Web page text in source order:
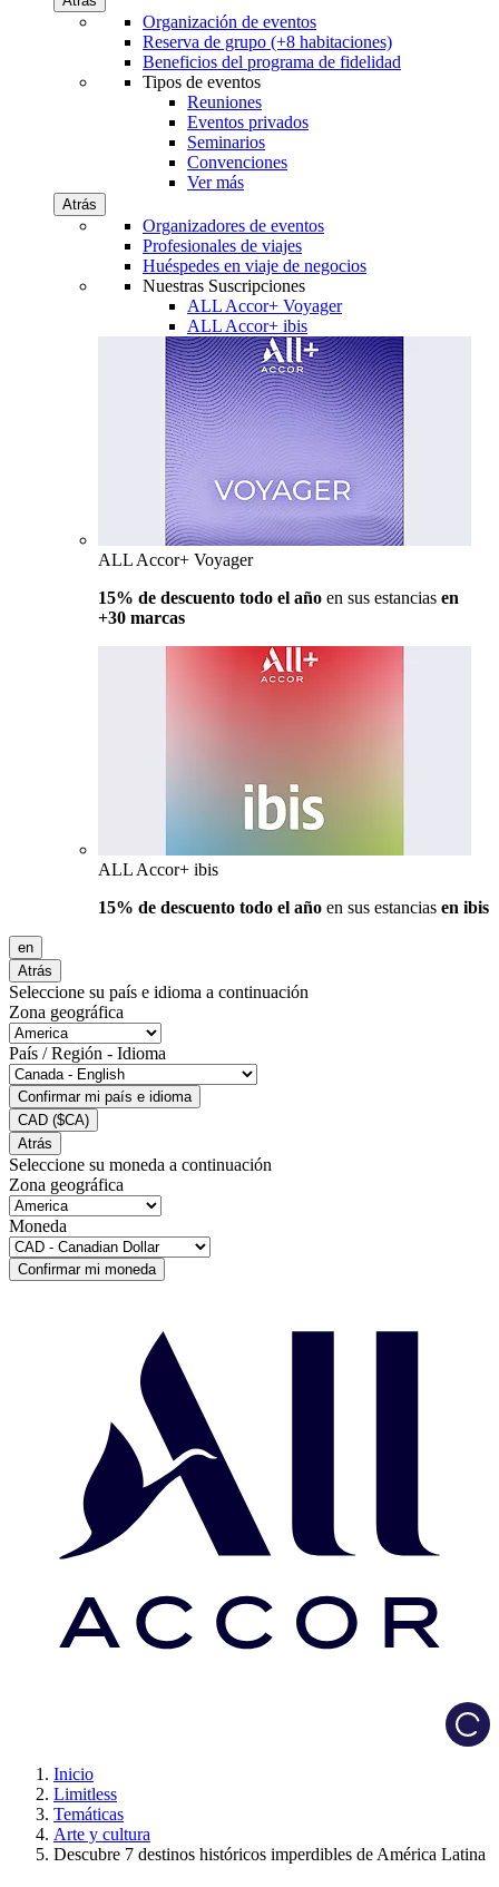
Organización de eventos
Reserva de grupo (+8 habitaciones)
Beneficios del programa de fidelidad
Tipos de eventos
Reuniones
Eventos privados
Seminarios
Convenciones
Ver más
Atrás
Organizadores de eventos
Profesionales de viajes
Huéspedes en viaje de negocios
Nuestras Suscripciones
ALL Accor+ Voyager
ALL Accor+ ibis
ALL Accor+ Voyager
15% de descuento todo el año en sus estancias en
+30 marcas
ALL Accor+ ibis
15% de descuento todo el año en sus estancias en ibis
en
Atrás
Seleccione su país e idioma a continuación
Zona geográfica
País / Región - Idioma
Confirmar mi país e idioma
CAD ($CA)
Atrás
Seleccione su moneda a continuación
Zona geográfica
Moneda
Confirmar mi moneda
Inicio
Limitless
Temáticas
Arte y cultura
Descubre 7 destinos históricos imperdibles de América Latina